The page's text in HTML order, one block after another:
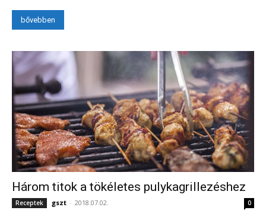
bővebben
Három titok a tökéletes pulykagrillezéshez
Receptek gszt - 2018.07.02. 0